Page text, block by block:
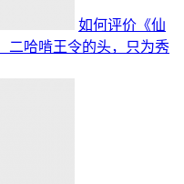
如何评价《仙
二哈啃王令的头，只为秀